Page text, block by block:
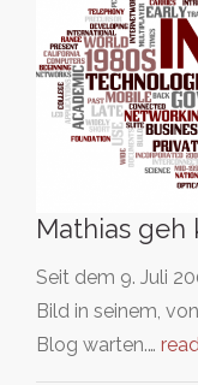
Mathias geh
Seit dem 9. Juli
Bild in seinem,
Blog warten.…